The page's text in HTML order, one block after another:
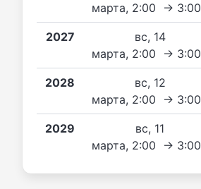
марта, 2:00 → 3:00
2027
вс, 14
марта, 2:00 → 3:00
2028
вс, 12
марта, 2:00 → 3:00
2029
вс, 11
марта, 2:00 → 3:00